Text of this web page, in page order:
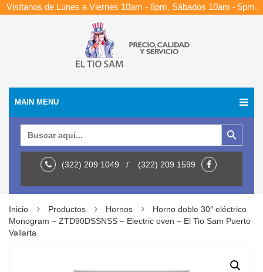
Visítanos de Lunes a Viernes 10am - 8pm, Sábados 10am - 5pm.
MAIN MENU
Botón de búsqueda
(322) 209 1049 / (322) 209 1599
Inicio Productos Hornos
Horno doble 30″ eléctrico
Monogram – ZTD90DSSNSS – Electric oven – El Tio Sam Puerto
Vallarta